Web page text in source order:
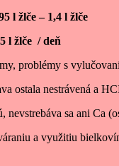
l žlče – 1,4 l žlče
l žlče / deň
problémy s
ostala nestrávená a
nevstrebáva sa ani Ca
a využitiu